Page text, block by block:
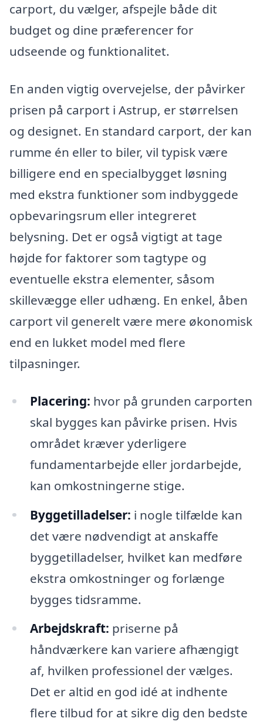
carport, du vælger, afspejle både dit
budget og dine præferencer for
udseende og funktionalitet.
En anden vigtig overvejelse, der påvirker
prisen på carport i Astrup, er størrelsen
og designet. En standard carport, der kan
rumme én eller to biler, vil typisk være
billigere end en specialbygget løsning
med ekstra funktioner som indbyggede
opbevaringsrum eller integreret
belysning. Det er også vigtigt at tage
højde for faktorer som tagtype og
eventuelle ekstra elementer, såsom
skillevægge eller udhæng. En enkel, åben
carport vil generelt være mere økonomisk
end en lukket model med flere
tilpasninger.
Placering: hvor på grunden carporten
skal bygges kan påvirke prisen. Hvis
området kræver yderligere
fundamentarbejde eller jordarbejde,
kan omkostningerne stige.
Byggetilladelser: i nogle tilfælde kan
det være nødvendigt at anskaffe
byggetilladelser, hvilket kan medføre
ekstra omkostninger og forlænge
bygges tidsramme.
Arbejdskraft: priserne på
håndværkere kan variere afhængigt
af, hvilken professionel der vælges.
Det er altid en god idé at indhente
flere tilbud for at sikre dig den bedste